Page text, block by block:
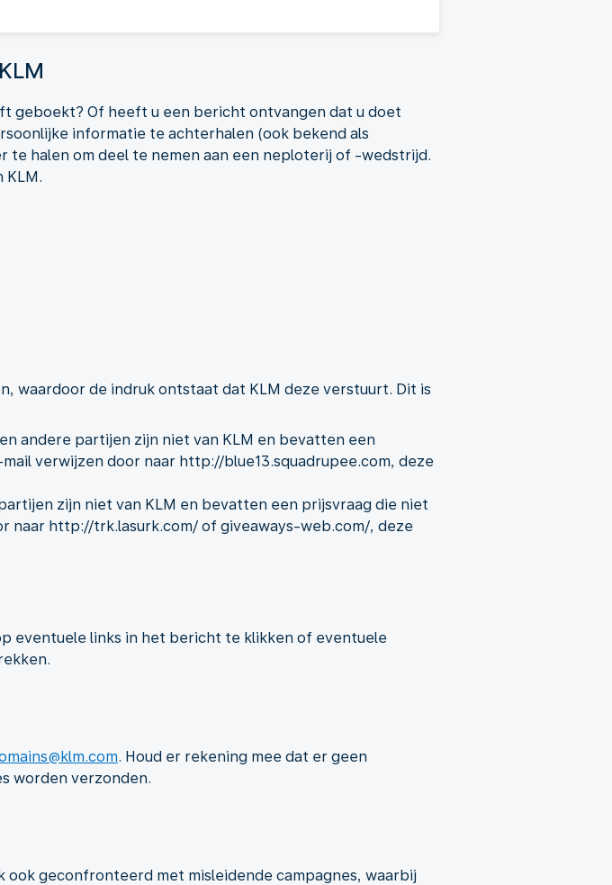
geboekt? Of heeft u een bericht ontvangen dat u doet
informatie te achterhalen (ook bekend als
halen om deel te nemen aan een neploterij of -wedstrijd.
KLM.
waardoor de indruk ontstaat dat KLM deze verstuurt. Dit is
andere partijen zijn niet van KLM en bevatten een
verwijzen door naar http://blue13.squadrupee.com, deze
zijn niet van KLM en bevatten een prijsvraag die niet
naar http://trk.lasurk.com/ of giveaways-web.com/, deze
eventuele links in het bericht te klikken of eventuele
. Houd er rekening mee dat er geen
worden verzonden.
ook geconfronteerd met misleidende campagnes, waarbij